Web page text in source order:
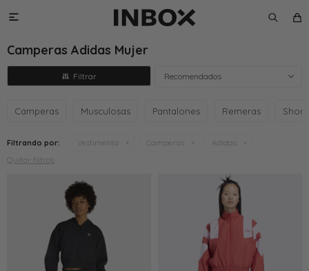

Camperas Adidas Mujer
Recomendados
Camperas Musculosas Pantalones Remeras
Filtrando por: Vestimenta Camperas Adidas
Quitar filtros